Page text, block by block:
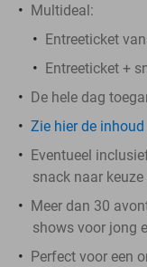
Multideal:
Entreeticket
Entreeticket +
De hele dag
Zie hier de
Eventueel
snack naar
Meer dan 30
shows voor jong
Perfect voor een